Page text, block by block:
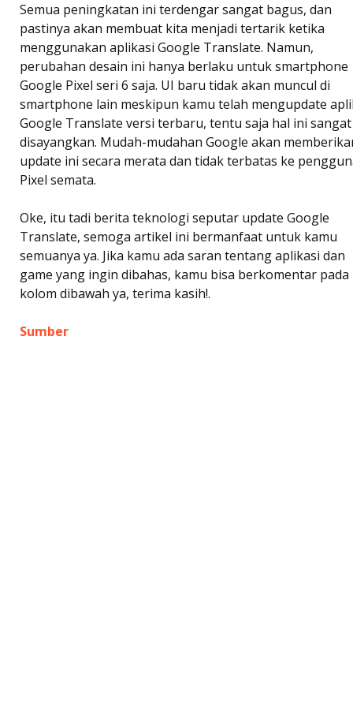
Semua peningkatan ini terdengar sangat bagus, dan
pastinya akan membuat kita menjadi tertarik ketika
menggunakan aplikasi Google Translate. Namun,
perubahan desain ini hanya berlaku untuk smartphone
Google Pixel seri 6 saja. UI baru tidak akan muncul di
smartphone lain meskipun kamu telah mengupdate
Google Translate versi terbaru, tentu saja hal ini sangat
disayangkan. Mudah-mudahan Google akan
update ini secara merata dan tidak terbatas ke
Pixel semata.
Oke, itu tadi berita teknologi seputar update Google
Translate, semoga artikel ini bermanfaat untuk kamu
semuanya ya. Jika kamu ada saran tentang aplikasi dan
game yang ingin dibahas, kamu bisa berkomentar pada
kolom dibawah ya, terima kasih!.
Sumber